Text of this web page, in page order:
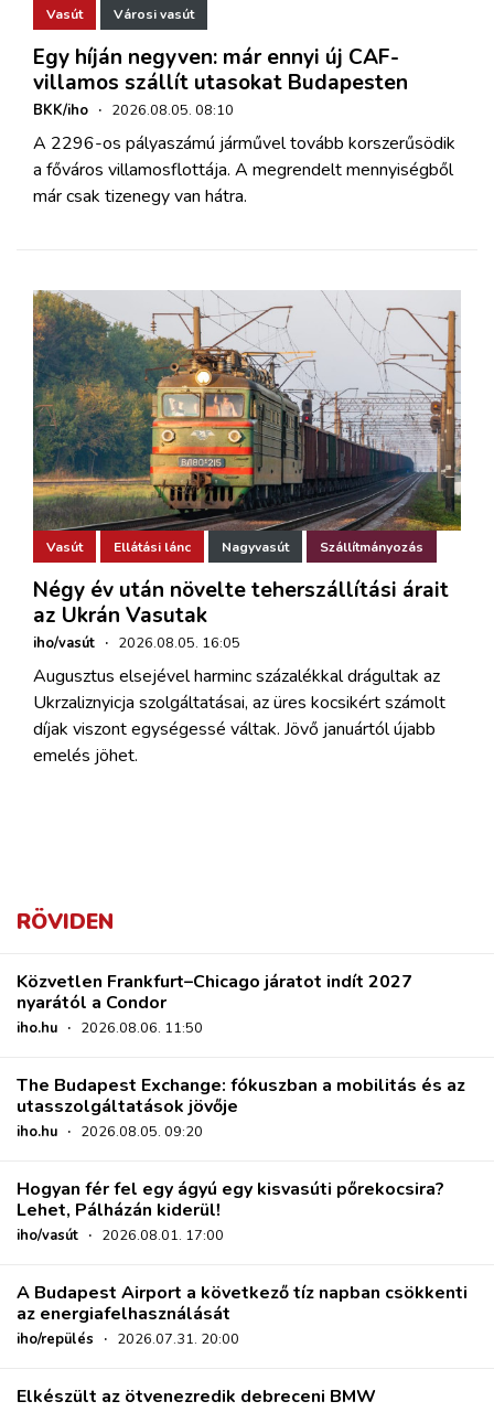
Vasút Városi vasút
Egy híján negyven: már ennyi új CAF-
villamos szállít utasokat Budapesten
BKK/iho · 2026.08.05. 08:10
A 2296-os pályaszámú járművel tovább korszerűsödik
a főváros villamosflottája. A megrendelt mennyiségből
már csak tizenegy van hátra.
Vasút Ellátási lánc Nagyvasút Szállítmányozás
Négy év után növelte teherszállítási árait
az Ukrán Vasutak
iho/vasút · 2026.08.05. 16:05
Augusztus elsejével harminc százalékkal drágultak az
Ukrzaliznyicja szolgáltatásai, az üres kocsikért számolt
díjak viszont egységessé váltak. Jövő januártól újabb
emelés jöhet.
RÖVIDEN
Közvetlen Frankfurt–Chicago járatot indít 2027
nyarától a Condor
iho.hu · 2026.08.06. 11:50
The Budapest Exchange: fókuszban a mobilitás és az
utasszolgáltatások jövője
iho.hu · 2026.08.05. 09:20
Hogyan fér fel egy ágyú egy kisvasúti pőrekocsira?
Lehet, Pálházán kiderül!
iho/vasút · 2026.08.01. 17:00
A Budapest Airport a következő tíz napban csökkenti
az energiafelhasználását
iho/repülés · 2026.07.31. 20:00
Elkészült az ötvenezredik debreceni BMW